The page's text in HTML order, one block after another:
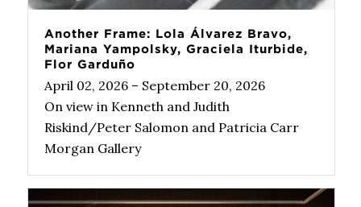
Another Frame: Lola Álvarez Bravo,
Mariana Yampolsky, Graciela Iturbide,
Flor Garduño
April 02, 2026 – September 20, 2026
On view in Kenneth and Judith
Riskind/Peter Salomon and Patricia Carr
Morgan Gallery